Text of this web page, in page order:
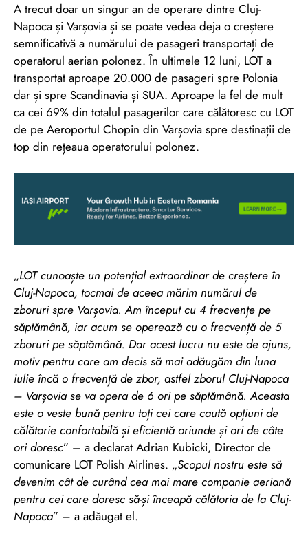
A trecut doar un singur an de operare dintre Cluj-
Napoca și Varșovia și se poate vedea deja o creștere
semnificativă a numărului de pasageri transportați de
operatorul aerian polonez. În ultimele 12 luni, LOT a
transportat aproape 20.000 de pasageri spre Polonia
dar și spre Scandinavia și SUA. Aproape la fel de mult
ca cei 69% din totalul pasagerilor care călătoresc cu LOT
de pe Aeroportul Chopin din Varșovia spre destinații de
top din rețeaua operatorului polonez.
„LOT cunoaște un potențial extraordinar de creștere în
Cluj-Napoca, tocmai de aceea mărim numărul de
zboruri spre Varșovia. Am început cu 4 frecvențe pe
săptămână, iar acum se operează cu o frecvență de 5
zboruri pe săptămână. Dar acest lucru nu este de ajuns,
motiv pentru care am decis să mai adăugăm din luna
iulie încă o frecvență de zbor, astfel zborul Cluj-Napoca
– Varșovia se va opera de 6 ori pe săptămână. Aceasta
este o veste bună pentru toți cei care caută opțiuni de
călătorie confortabilă și eficientă oriunde și ori de câte
ori doresc” – a declarat Adrian Kubicki, Director de
comunicare LOT Polish Airlines. „Scopul nostru este să
devenim cât de curând cea mai mare companie aeriană
pentru cei care doresc să-și înceapă călătoria de la Cluj-
Napoca” – a adăugat el.